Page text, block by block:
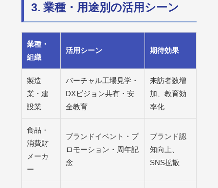
3. 業種・用途別の活用シーン
業種・
組織
活用シーン 期待効果
製造
業・建
設業
バーチャル工場見学・
DXビジョン共有・安
全教育
来訪者数増
加、教育効
率化
食品・
消費財
メーカ
ー
ブランドイベント・プ
ロモーション・周年記
念
ブランド認
知向上、
SNS拡散